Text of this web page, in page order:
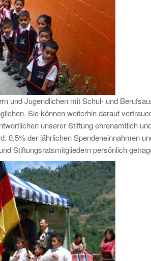
und Jugendlichen mit Schul- und
Sie können weiterhin darauf
unserer Stiftung ehrenamtlich
0,5% der jährlichen Spendeneinnahmen
Stiftungsratsmitgliedern persönlich